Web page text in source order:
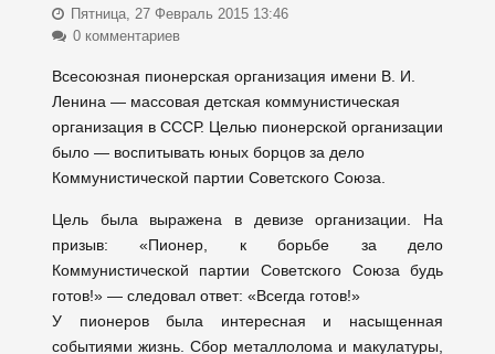
Пятница, 27 Февраль 2015 13:46
0 комментариев
Всесоюзная пионерская организация имени В. И.
Ленина — массовая детская коммунистическая
организация в СССР. Целью пионерской организации
было — воспитывать юных борцов за дело
Коммунистической партии Советского Союза.
Цель была выражена в девизе организации. На
призыв: «Пионер, к борьбе за дело
Коммунистической партии Советского Союза будь
готов!» — следовал ответ: «Всегда готов!»
У пионеров была интересная и насыщенная
событиями жизнь. Сбор металлолома и макулатуры,